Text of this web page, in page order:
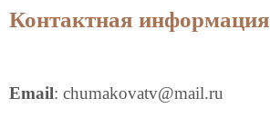
Контактная информация
Email: chumakovatv@mail.ru